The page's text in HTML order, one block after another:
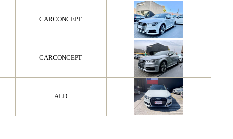
CARCONCEPT
CARCONCEPT
ALD